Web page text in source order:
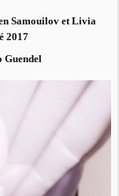
Samouilov et Livia
2017
Guendel